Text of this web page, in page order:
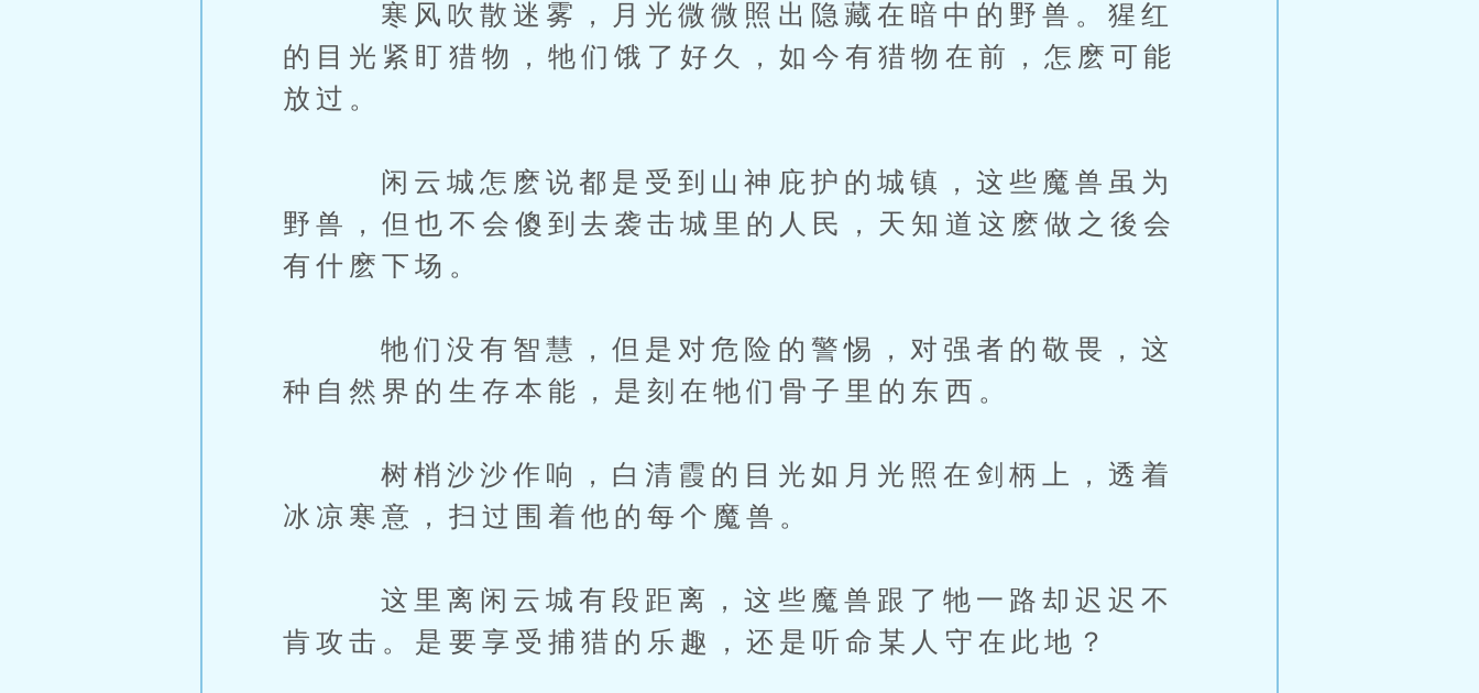
寒风吹散迷雾，月光微微照出隐藏在暗中的野兽。猩红
的目光紧盯猎物，牠们饿了好久，如今有猎物在前，怎麽可能
放过。
闲云城怎麽说都是受到山神庇护的城镇，这些魔兽虽为
野兽，但也不会傻到去袭击城里的人民，天知道这麽做之後会
有什麽下场。
牠们没有智慧，但是对危险的警惕，对强者的敬畏，这
种自然界的生存本能，是刻在牠们骨子里的东西。
树梢沙沙作响，白清霞的目光如月光照在剑柄上，透着
冰凉寒意，扫过围着他的每个魔兽。
这里离闲云城有段距离，这些魔兽跟了牠一路却迟迟不
肯攻击。是要享受捕猎的乐趣，还是听命某人守在此地？